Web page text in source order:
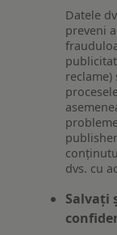
Datele
preveni
reclame)
dvs. cu
Salvați